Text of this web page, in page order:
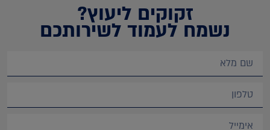
זקוקים ליעוץ?
נשמח לעמוד לשירותכם